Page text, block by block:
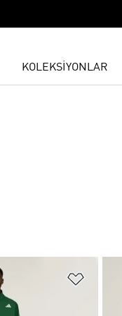
KOLEKSİYONLAR